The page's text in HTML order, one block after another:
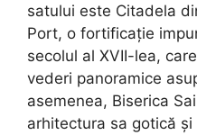
satului este Citadela
Port, o fortificație
secolul al XVII-lea,
vederi panoramice
asemenea, Biserica
arhitectura sa gotică